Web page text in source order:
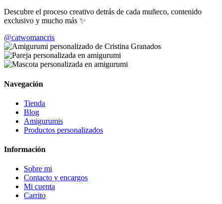
Descubre el proceso creativo detrás de cada muñeco, contenido
exclusivo y mucho más ✨
@catwomancris
Navegación
Tienda
Blog
Amigurumis
Productos personalizados
Información
Sobre mi
Contacto y encargos
Mi cuenta
Carrito